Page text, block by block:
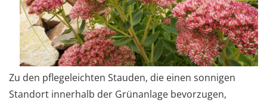
Zu den pflegeleichten Stauden, die einen sonnigen
Standort innerhalb der Grünanlage bevorzugen,